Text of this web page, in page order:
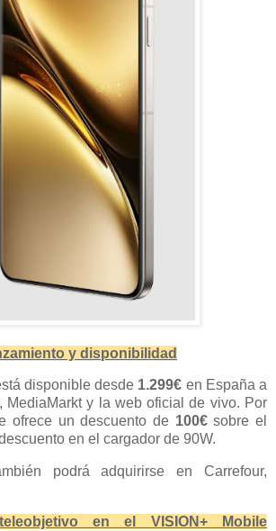
y disponibilidad
disponible desde 1.299€ en España a
MediaMarkt y la web oficial de vivo. Por
ofrece un descuento de 100€sobre el
en el cargador de 90W.
podrá adquirirse en Carrefour,
en el VISION+ Mobile